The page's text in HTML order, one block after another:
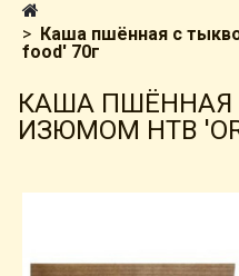
Каша пшённая с
food' 70г
КАША ПШЁННАЯ
ИЗЮМОМ НТВ